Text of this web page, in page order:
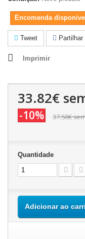
Encomenda
Tweet Partilhar
Imprimir
33.82€
-10% 37.58€
Quantidade
Adicionar ao